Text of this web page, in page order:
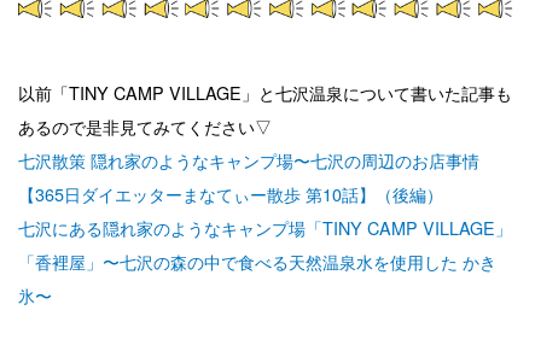
以前「TINY CAMP VILLAGE」と七沢温泉について書いた記事も
あるので是非見てみてください▽
七沢散策 隠れ家のようなキャンプ場〜七沢の周辺のお店事情
【365日ダイエッターまなてぃー散歩 第10話】（後編）
七沢にある隠れ家のようなキャンプ場「TINY CAMP VILLAGE」
「香裡屋」〜七沢の森の中で食べる天然温泉水を使用した かき
氷〜